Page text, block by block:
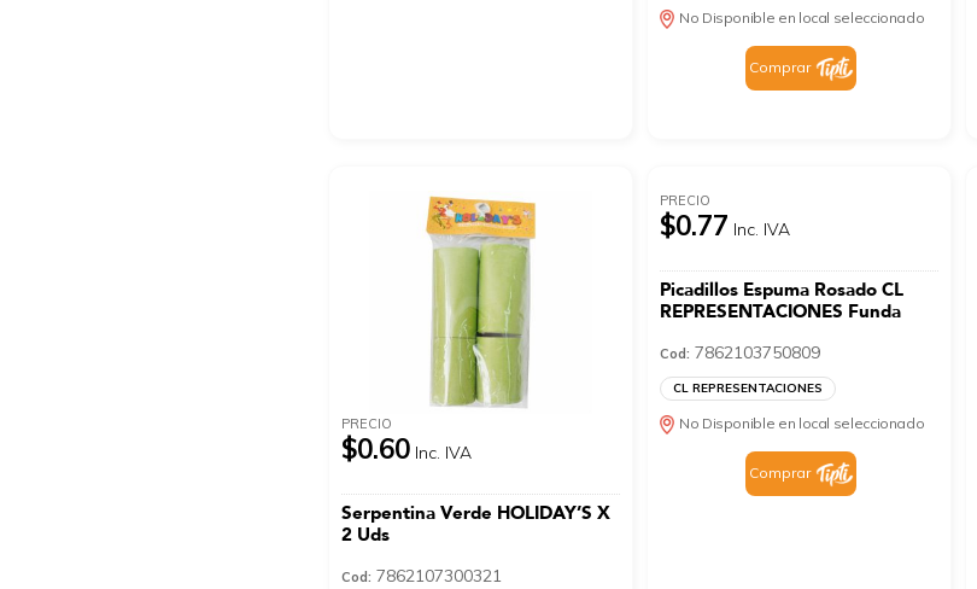
No Disponible en local seleccionado
Comprar
PRECIO
$0.60 Inc. IVA
Serpentina Verde HOLIDAY’S X
2 Uds
Cod: 7862107300321
PRECIO
$0.77 Inc. IVA
Picadillos Espuma Rosado CL
REPRESENTACIONES Funda
Cod: 7862103750809
CL REPRESENTACIONES
No Disponible en local seleccionado
Comprar